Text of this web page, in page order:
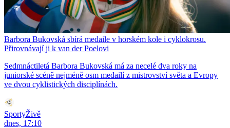
Barbora Bukovská sbírá medaile v horském kole i cyklokrosu.
Přirovnávají ji k van der Poelovi
Sedmnáctiletá Barbora Bukovská má za necelé dva roky na
juniorské scéně nejméně osm medailí z mistrovství světa a Evropy
ve dvou cyklistických disciplínách.
SportyŽivě
dnes, 17:10